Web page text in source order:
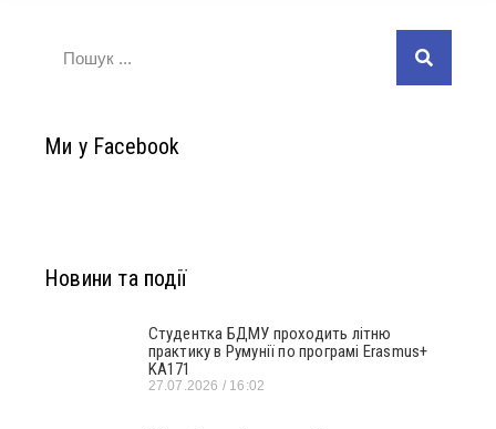
Ми у Facebook
Новини та події
Студентка БДМУ проходить літню
практику в Румунії по програмі Erasmus+
KA171
27.07.2026 16:02